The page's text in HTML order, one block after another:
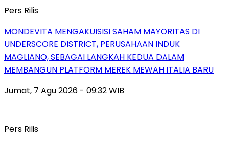
Pers Rilis
MONDEVITA MENGAKUISISI SAHAM MAYORITAS DI
UNDERSCORE DISTRICT, PERUSAHAAN INDUK
MAGLIANO, SEBAGAI LANGKAH KEDUA DALAM
MEMBANGUN PLATFORM MEREK MEWAH ITALIA BARU
Jumat, 7 Agu 2026 - 09:32 WIB
Pers Rilis